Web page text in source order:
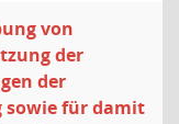
von
der
der
sowie für damit